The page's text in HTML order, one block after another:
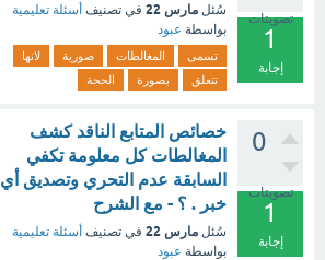
تصويتات
1
إجابة
سُئل مارس 22 في تصنيف أسئلة تعليمية
بواسطة عبود
تسمى المغالطات صورية
لانها
تتعلق
بصورة الحجة
0
تصويتات
1
إجابة
خصائص المتابع الناقد كشف
المغالطات كل معلومة تكفي
السابقة عدم التحري وتصديق أي
خبر . ؟ - مع الشرح
سُئل مارس 22 في تصنيف أسئلة تعليمية
بواسطة عبود